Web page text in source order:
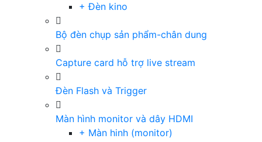
+ Đèn kino
Bộ đèn chụp sản phẩm-chân dung
Capture card hỗ trợ live stream
Đèn Flash và Trigger
Màn hình monitor và dây HDMI
+ Màn hinh (monitor)